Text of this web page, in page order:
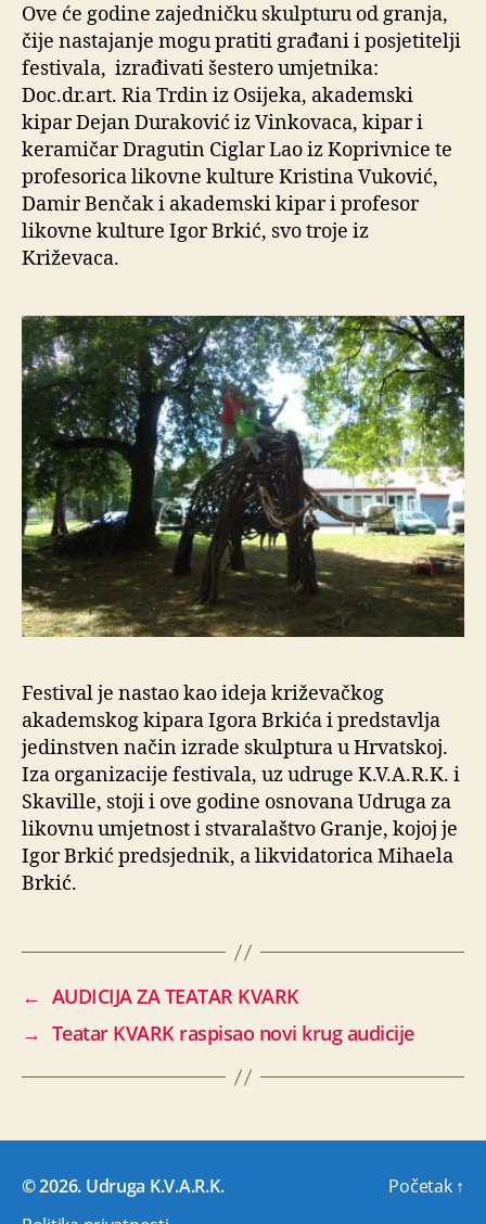
Ove će godine zajedničku skulpturu od granja,
čije nastajanje mogu pratiti građani i posjetitelji
festivala, izrađivati šestero umjetnika:
Doc.dr.art. Ria Trdin iz Osijeka, akademski
kipar Dejan Duraković iz Vinkovaca, kipar i
keramičar Dragutin Ciglar Lao iz Koprivnice te
profesorica likovne kulture Kristina Vuković,
Damir Benčak i akademski kipar i profesor
likovne kulture Igor Brkić, svo troje iz
Križevaca.
Festival je nastao kao ideja križevačkog
akademskog kipara Igora Brkića i predstavlja
jedinstven način izrade skulptura u Hrvatskoj.
Iza organizacije festivala, uz udruge K.V.A.R.K. i
Skaville, stoji i ove godine osnovana Udruga za
likovnu umjetnost i stvaralaštvo Granje, kojoj je
Igor Brkić predsjednik, a likvidatorica Mihaela
Brkić.
← AUDICIJA ZA TEATAR KVARK
→ Teatar KVARK raspisao novi krug audicije
© 2026. Udruga K.V.A.R.K.
Početak ↑